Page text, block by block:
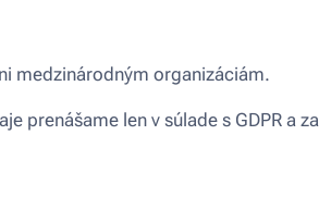
medzinárodným organizáciám.
prenášame len v súlade s GDPR a za